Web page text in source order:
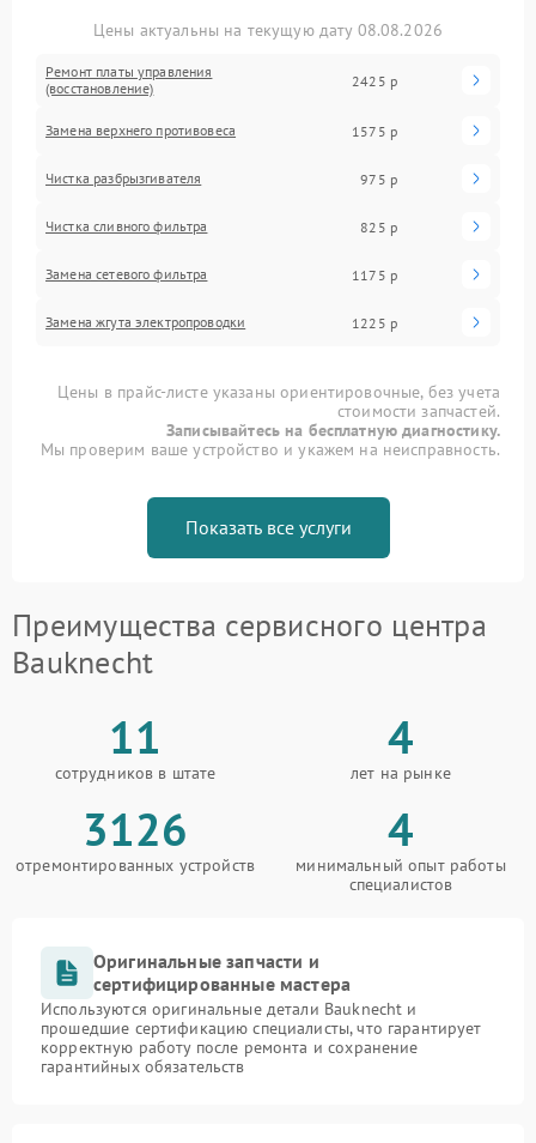
Цены актуальны на текущую дату 08.08.2026
Ремонт платы управления
(восстановление)
2425 р
Замена верхнего противовеса 1575 р
Чистка разбрызгивателя 975 р
Чистка сливного фильтра 825 р
Замена сетевого фильтра 1175 р
Замена жгута электропроводки 1225 р
Цены в прайс-листе указаны ориентировочные, без учета
стоимости запчастей.
Записывайтесь на бесплатную диагностику.
Мы проверим ваше устройство и укажем на неисправность.
Показать все услуги
Преимущества сервисного центра
Bauknecht
11
сотрудников в штате
4
лет на рынке
3126
отремонтированных устройств
4
минимальный опыт работы
специалистов
Оригинальные запчасти и
сертифицированные мастера
Используются оригинальные детали Bauknecht и
прошедшие сертификацию специалисты, что гарантирует
корректную работу после ремонта и сохранение
гарантийных обязательств